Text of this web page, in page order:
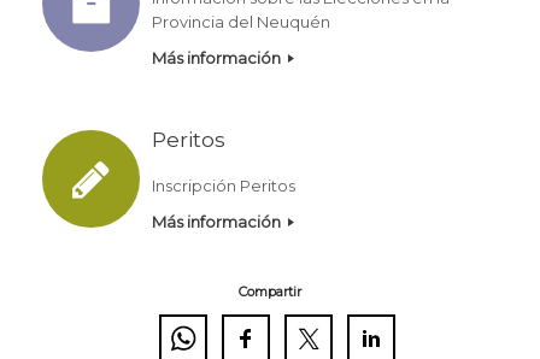
Provincia del Neuquén
Más información
Peritos
Inscripción Peritos
Más información
Compartir